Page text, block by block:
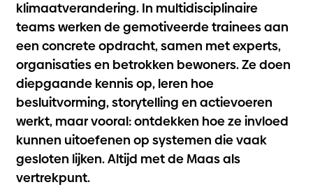
klimaatverandering. In multidisciplinaire
teams werken de gemotiveerde trainees aan
een concrete opdracht, samen met experts,
organisaties en betrokken bewoners. Ze doen
diepgaande kennis op, leren hoe
besluitvorming, storytelling en actievoeren
werkt, maar vooral: ontdekken hoe ze invloed
kunnen uitoefenen op systemen die vaak
gesloten lijken. Altijd met de Maas als
vertrekpunt.